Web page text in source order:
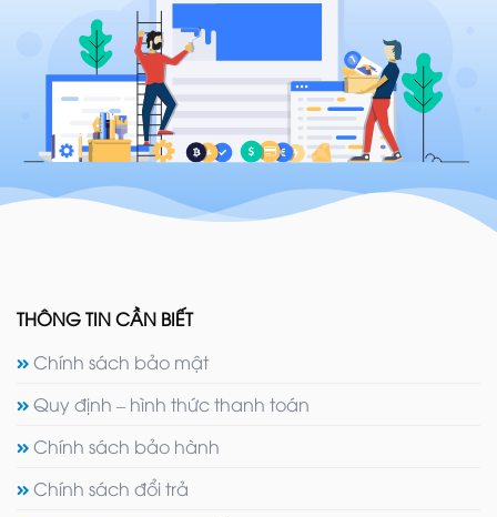
THÔNG TIN CẦN BIẾT
Chính sách bảo mật
Quy định – hình thức thanh toán
Chính sách bảo hành
Chính sách đổi trả